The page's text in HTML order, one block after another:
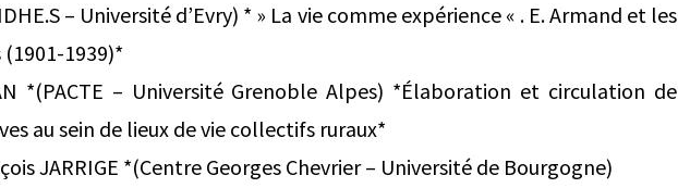
– Université d’Evry) * » La vie comme expérience « . E. Armand et les
1939)*
*(PACTE – Université Grenoble Alpes) *Élaboration et circulation de
au sein de lieux de vie collectifs ruraux*
JARRIGE *(Centre Georges Chevrier – Université de Bourgogne)